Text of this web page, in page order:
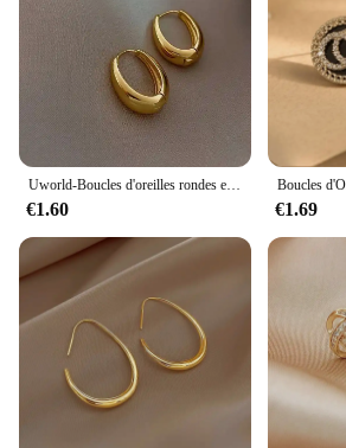
Uworld-Boucles d'oreilles rondes en acier inoxydable plaqué or 18 carats pour femme, hypoallergénique, vintage, premium, fête
€1.60 €1.69